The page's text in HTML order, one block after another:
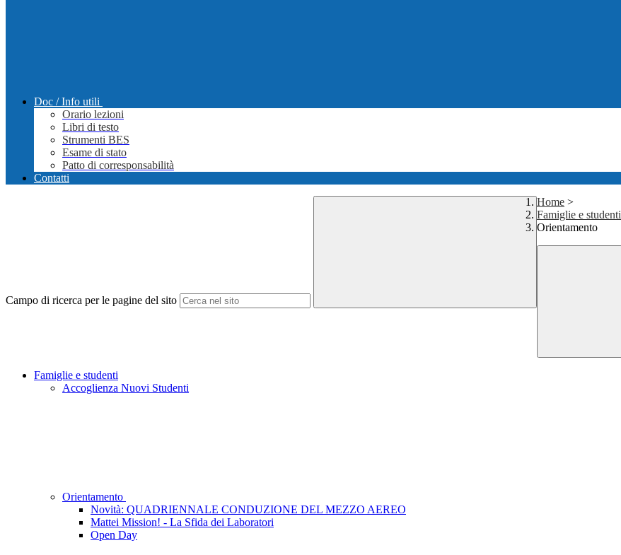
Doc / Info utili
Orario lezioni
Libri di testo
Strumenti BES
Esame di stato
Patto di corresponsabilità
Contatti
Campo di ricerca per le pagine del sito
Home >
Famiglie e studenti
Orientamento
Famiglie e studenti
Accoglienza Nuovi Studenti
Orientamento
Novità: QUADRIENNALE CONDUZIONE DEL MEZZO AEREO
Mattei Mission! - La Sfida dei Laboratori
Open Day